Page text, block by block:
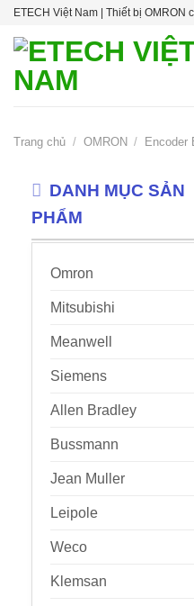
Skip
content
ETECH Việt Nam | Thiết bị OMRON
Trang chủ / OMRON / Encoder
DANH MỤC SẢN
PHẨM
Omron
Mitsubishi
Meanwell
Siemens
Allen Bradley
Bussmann
Jean Muller
Leipole
Weco
Klemsan